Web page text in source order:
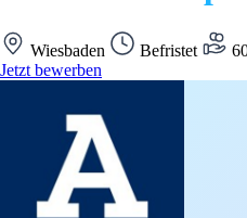
Wiesbaden Befristet
Jetzt bewerben